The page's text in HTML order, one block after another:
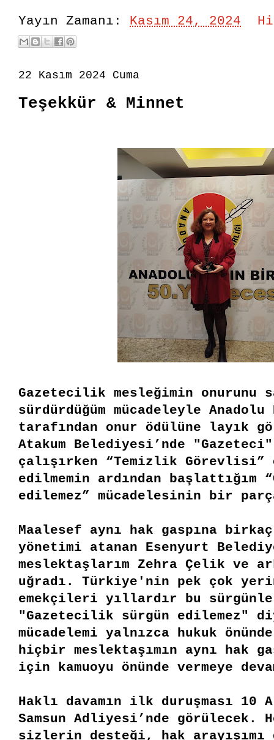
Yayın Zamanı: Kasım 24, 2024
22 Kasım 2024 Cuma
Teşekkür & Minnet
Gazetecilik mesleğimin onurunu
sürdürdüğüm mücadeleyle
tarafından onur ödülüne layık
Atakum Belediyesi’nde "Gazeteci"
çalışırken “Temizlik Görevlisi”
edilmemin ardından başlattığım
edilemez” mücadelesinin bir
Maalesef aynı hak gaspına
yönetimi atanan Esenyurt
meslektaşlarım Zehra Çelik ve
uğradı. Türkiye'nin pek çok
emekçileri yıllardır bu
"Gazetecilik sürgün edilemez"
mücadelemi yalnızca hukuk
hiçbir meslektaşımın aynı hak
için kamuoyu önünde vermeye
Haklı davamın ilk duruşması 10
Samsun Adliyesi’nde görülecek.
sizlerin desteği, hak arayışımı